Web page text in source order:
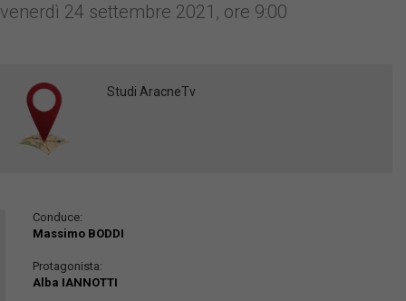
venerdì 24 settembre 2021, ore 9:00
Studi AracneTv
Conduce:
Massimo BODDI
Protagonista:
Alba IANNOTTI